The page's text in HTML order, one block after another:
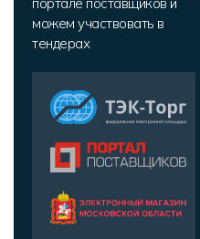
можем участвовать в
тендерах